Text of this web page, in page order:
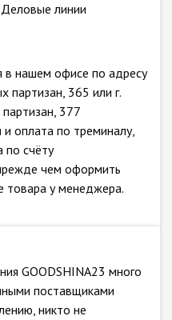
линии
в нашем офисе по адресу
партизан, 365 или г.
377
оплата по треминалу,
по счёту
чем оформить
товара у менеджера.
GOODSHINA23 много
поставщиками
никто не